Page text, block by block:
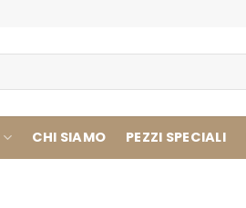
CHI SIAMO PEZZI SPECIALI